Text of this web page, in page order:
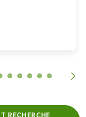
RECHERCHE